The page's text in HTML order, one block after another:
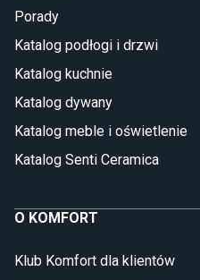
Porady
Katalog podłogi i drzwi
Katalog kuchnie
Katalog dywany
Katalog meble i oświetlenie
Katalog Senti Ceramica
O KOMFORT
Klub Komfort dla klientów